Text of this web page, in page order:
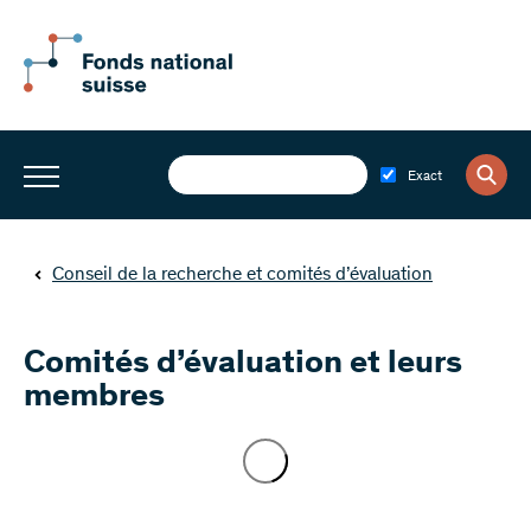
Exact
Conseil de la recherche et comités d’évaluation
Comités d’évaluation et leurs
membres